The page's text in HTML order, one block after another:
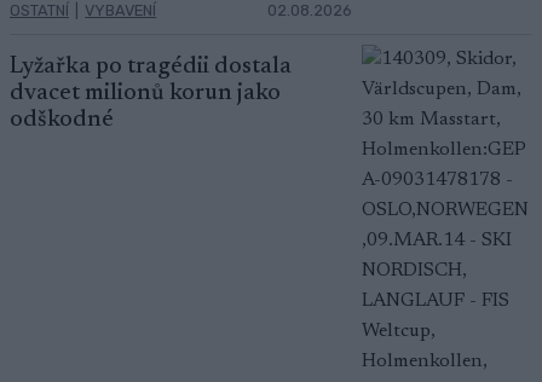
OSTATNÍ VYBAVENÍ 02.08.2026
Lyžařka po tragédii dostala
dvacet milionů korun jako
odškodné